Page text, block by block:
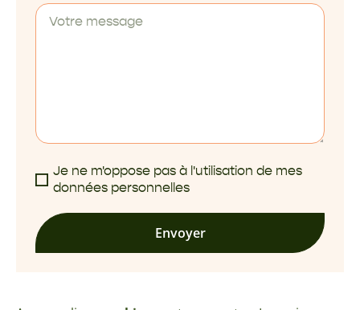
Je ne m'oppose pas à l'utilisation de mes
données personnelles
Envoyer